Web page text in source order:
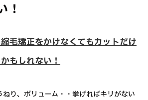
！
毛矯正をかけなくてもカットだけ
もしれない！
り、ボリューム・・挙げればキリがない